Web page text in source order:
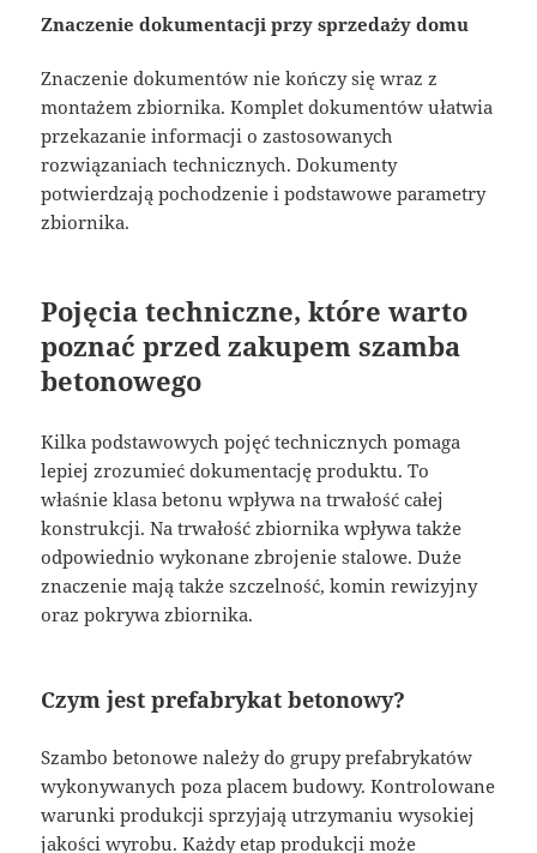
Znaczenie dokumentacji przy sprzedaży domu
Znaczenie dokumentów nie kończy się wraz z
montażem zbiornika. Komplet dokumentów ułatwia
przekazanie informacji o zastosowanych
rozwiązaniach technicznych. Dokumenty
potwierdzają pochodzenie i podstawowe parametry
zbiornika.
Pojęcia techniczne, które warto
poznać przed zakupem szamba
betonowego
Kilka podstawowych pojęć technicznych pomaga
lepiej zrozumieć dokumentację produktu. To
właśnie klasa betonu wpływa na trwałość całej
konstrukcji. Na trwałość zbiornika wpływa także
odpowiednio wykonane zbrojenie stalowe. Duże
znaczenie mają także szczelność, komin rewizyjny
oraz pokrywa zbiornika.
Czym jest prefabrykat betonowy?
Szambo betonowe należy do grupy prefabrykatów
wykonywanych poza placem budowy. Kontrolowane
warunki produkcji sprzyjają utrzymaniu wysokiej
jakości wyrobu. Każdy etap produkcji może